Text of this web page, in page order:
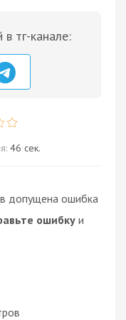
тг-канале:
46 сек.
допущена ошибка
ошибкуи